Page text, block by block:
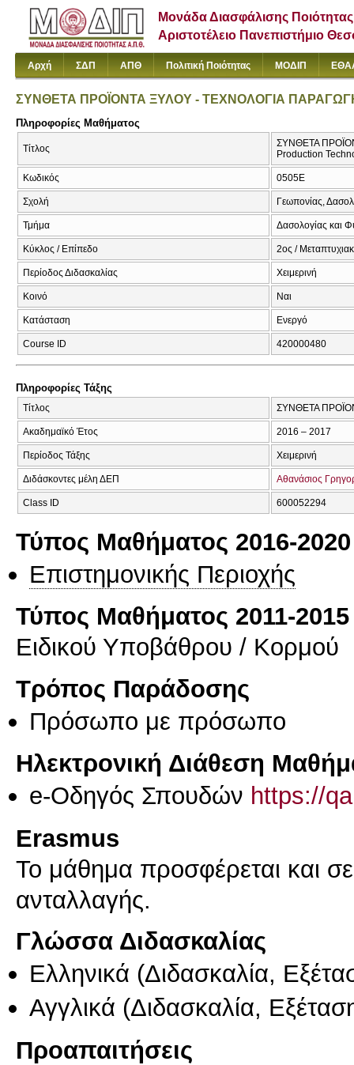
Μονάδα Διασφάλισης Ποιότητας
Αριστοτέλειο Πανεπιστήμιο
Αρχή ΣΔΠ ΑΠΘ Πολιτική Ποιότητας ΜΟΔΙΠ
ΣΥΝΘΕΤΑ ΠΡΟΪΟΝΤΑ ΞΥΛΟΥ - ΤΕΧΝΟΛΟΓΙΑ
Πληροφορίες Μαθήματος
Τίτλος
ΣΥΝΘΕΤΑ
Production
Κωδικός 0505Ε
Σχολή Γεωπονίας,
Τμήμα Δασολογίας και
Κύκλος / Επίπεδο 2ος /
Περίοδος Διδασκαλίας Χειμερινή
Κοινό Ναι
Κατάσταση Ενεργό
Course ID 420000480
Πληροφορίες Τάξης
Τίτλος ΣΥΝΘΕΤΑ
Ακαδημαϊκό Έτος 2016 – 2017
Περίοδος Τάξης Χειμερινή
Διδάσκοντες μέλη ΔΕΠ Αθανάσιος
Class ID 600052294
Τύπος Μαθήματος 2016-2020
Επιστημονικής Περιοχής
Τύπος Μαθήματος 2011-2015
Ειδικού Υποβάθρου / Κορμού
Τρόπος Παράδοσης
Πρόσωπο με πρόσωπο
Ηλεκτρονική Διάθεση
e-Οδηγός Σπουδών https://
Erasmus
Το μάθημα προσφέρεται και
ανταλλαγής.
Γλώσσα Διδασκαλίας
Ελληνικά (Διδασκαλία,
Αγγλικά (Διδασκαλία,
Προαπαιτήσεις